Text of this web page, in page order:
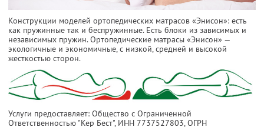
Конструкции моделей ортопедических матрасов «Энисон»: есть
как пружинные так и беспружинные. Есть блоки из зависимых и
независимых пружин. Ортопедические матрасы «Энисон» —
экологичные и экономичные, с низкой, средней и высокой
жесткостью сторон.
Услуги предоставляет: Общество с Ограниченной
Ответственностью "Кер Бест", ИНН 7737527803, ОГРН